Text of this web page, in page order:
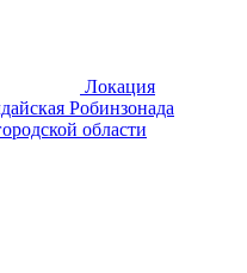
Локация
Робинзонада
области